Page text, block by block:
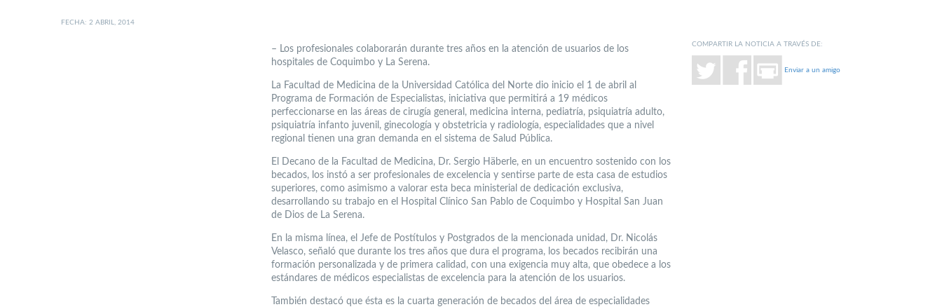
FECHA: 2 ABRIL, 2014
– Los profesionales colaborarán durante tres años en la atención de usuarios de los
hospitales de Coquimbo y La Serena.
La Facultad de Medicina de la Universidad Católica del Norte dio inicio el 1 de abril al
Programa de Formación de Especialistas, iniciativa que permitirá a 19 médicos
perfeccionarse en las áreas de cirugía general, medicina interna, pediatría, psiquiatría adulto,
psiquiatría infanto juvenil, ginecología y obstetricia y radiología, especialidades que a nivel
regional tienen una gran demanda en el sistema de Salud Pública.
El Decano de la Facultad de Medicina, Dr. Sergio Häberle, en un encuentro sostenido con los
becados, los instó a ser profesionales de excelencia y sentirse parte de esta casa de estudios
superiores, como asimismo a valorar esta beca ministerial de dedicación exclusiva,
desarrollando su trabajo en el Hospital Clínico San Pablo de Coquimbo y Hospital San Juan
de Dios de La Serena.
En la misma línea, el Jefe de Postítulos y Postgrados de la mencionada unidad, Dr. Nicolás
Velasco, señaló que durante los tres años que dura el programa, los becados recibirán una
formación personalizada y de primera calidad, con una exigencia muy alta, que obedece a los
estándares de médicos especialistas de excelencia para la atención de los usuarios.
También destacó que ésta es la cuarta generación de becados del área de especialidades
COMPARTIR LA NOTICIA A TRAVÉS DE:
Enviar a un amigo